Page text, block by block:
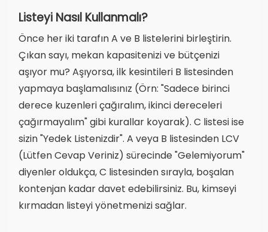
Listeyi Nasıl Kullanmalı?
Önce her iki tarafın A ve B listelerini birleştirin.
Çıkan sayı, mekan kapasitenizi ve bütçenizi
aşıyor mu? Aşıyorsa, ilk kesintileri B listesinden
yapmaya başlamalısınız (Örn: "Sadece birinci
derece kuzenleri çağıralım, ikinci dereceleri
çağırmayalım" gibi kurallar koyarak). C listesi ise
sizin "Yedek Listenizdir". A veya B listesinden LCV
(Lütfen Cevap Veriniz) sürecinde "Gelemiyorum"
diyenler oldukça, C listesinden sırayla, boşalan
kontenjan kadar davet edebilirsiniz. Bu, kimseyi
kırmadan listeyi yönetmenizi sağlar.